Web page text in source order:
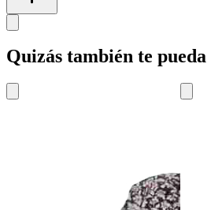
Quizás también te